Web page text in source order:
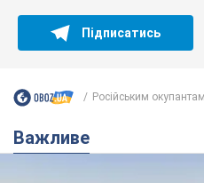
Підписатись
Російським
Важливе